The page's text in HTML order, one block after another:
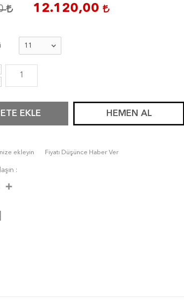
12.120,00
EKLE HEMEN AL
ekleyin Fiyatı Düşünce Haber Ver
:
Pinterest